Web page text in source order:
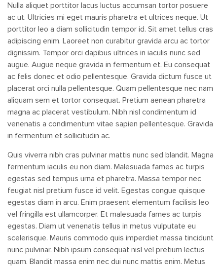
Nulla aliquet porttitor lacus luctus accumsan tortor posuere
ac ut. Ultricies mi eget mauris pharetra et ultrices neque. Ut
porttitor leo a diam sollicitudin tempor id. Sit amet tellus cras
adipiscing enim. Laoreet non curabitur gravida arcu ac tortor
dignissim. Tempor orci dapibus ultrices in iaculis nunc sed
augue. Augue neque gravida in fermentum et. Eu consequat
ac felis donec et odio pellentesque. Gravida dictum fusce ut
placerat orci nulla pellentesque. Quam pellentesque nec nam
aliquam sem et tortor consequat. Pretium aenean pharetra
magna ac placerat vestibulum. Nibh nisl condimentum id
venenatis a condimentum vitae sapien pellentesque. Gravida
in fermentum et sollicitudin ac.
Quis viverra nibh cras pulvinar mattis nunc sed blandit. Magna
fermentum iaculis eu non diam. Malesuada fames ac turpis
egestas sed tempus urna et pharetra. Massa tempor nec
feugiat nisl pretium fusce id velit. Egestas congue quisque
egestas diam in arcu. Enim praesent elementum facilisis leo
vel fringilla est ullamcorper. Et malesuada fames ac turpis
egestas. Diam ut venenatis tellus in metus vulputate eu
scelerisque. Mauris commodo quis imperdiet massa tincidunt
nunc pulvinar. Nibh ipsum consequat nisl vel pretium lectus
quam. Blandit massa enim nec dui nunc mattis enim. Metus